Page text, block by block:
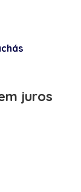
juros